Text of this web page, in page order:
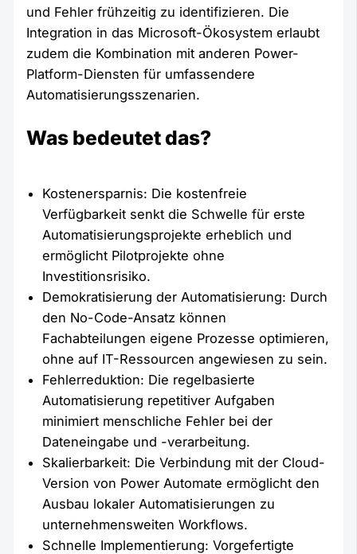
und Fehler frühzeitig zu identifizieren. Die
Integration in das Microsoft-Ökosystem erlaubt
zudem die Kombination mit anderen Power-
Platform-Diensten für umfassendere
Automatisierungsszenarien.
Was bedeutet das?
Kostenersparnis: Die kostenfreie
Verfügbarkeit senkt die Schwelle für erste
Automatisierungsprojekte erheblich und
ermöglicht Pilotprojekte ohne
Investitionsrisiko.
Demokratisierung der Automatisierung: Durch
den No-Code-Ansatz können
Fachabteilungen eigene Prozesse optimieren,
ohne auf IT-Ressourcen angewiesen zu sein.
Fehlerreduktion: Die regelbasierte
Automatisierung repetitiver Aufgaben
minimiert menschliche Fehler bei der
Dateneingabe und -verarbeitung.
Skalierbarkeit: Die Verbindung mit der Cloud-
Version von Power Automate ermöglicht den
Ausbau lokaler Automatisierungen zu
unternehmensweiten Workflows.
Schnelle Implementierung: Vorgefertigte